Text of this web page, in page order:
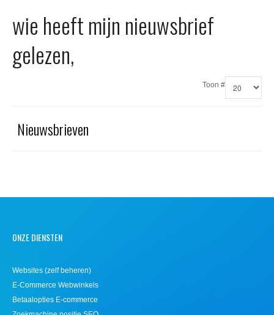
Domeinnaam registreren
SSL certificaat
wie heeft mijn nieuwsbrief
gelezen,
Toon #
Nieuwsbrieven
ONZE DIENSTEN
Websites (zelf beheren)
E-Commerce Webwinkels
Betaalopties E-commerce